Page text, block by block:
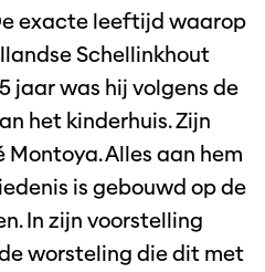
exacte leeftijd waarop
Schellinkhout
jaar was hij volgens de
het kinderhuis. Zijn
Montoya. Alles aan hem
is gebouwd op de
In zijn voorstelling
worsteling die dit met